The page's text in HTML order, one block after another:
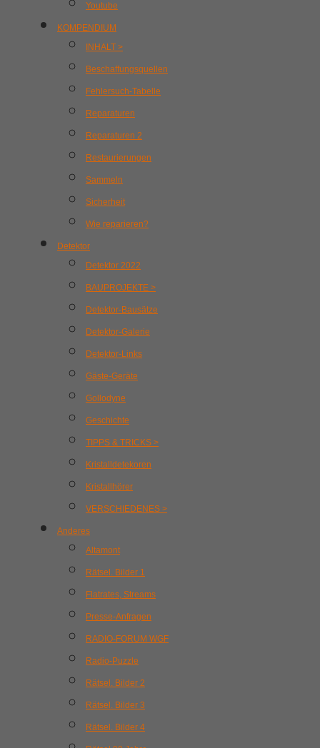
Youtube
KOMPENDIUM
INHALT >
Beschaffungsquellen
Fehlersuch-Tabelle
Reparaturen
Reparaturen 2
Restaurierungen
Sammeln
Sicherheit
Wie reparieren?
Detektor
Detektor 2022
BAUPROJEKTE >
Detektor-Bausätze
Detektor-Galerie
Detektor-Links
Gäste-Geräte
Gollodyne
Geschichte
TIPPS & TRICKS >
Kristalldetekoren
Kristallhörer
VERSCHIEDENES >
Anderes
Altamont
Rätsel. Bilder 1
Flatrates, Streams
Presse-Anfragen
RADIO-FORUM WGF
Radio-Puzzle
Rätsel. Bilder 2
Rätsel. Bilder 3
Rätsel. Bilder 4